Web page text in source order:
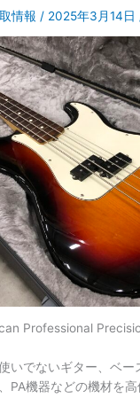
情報 / 2025年3月14日
Professional
いでないギター、ベー
PA機器などの機材を